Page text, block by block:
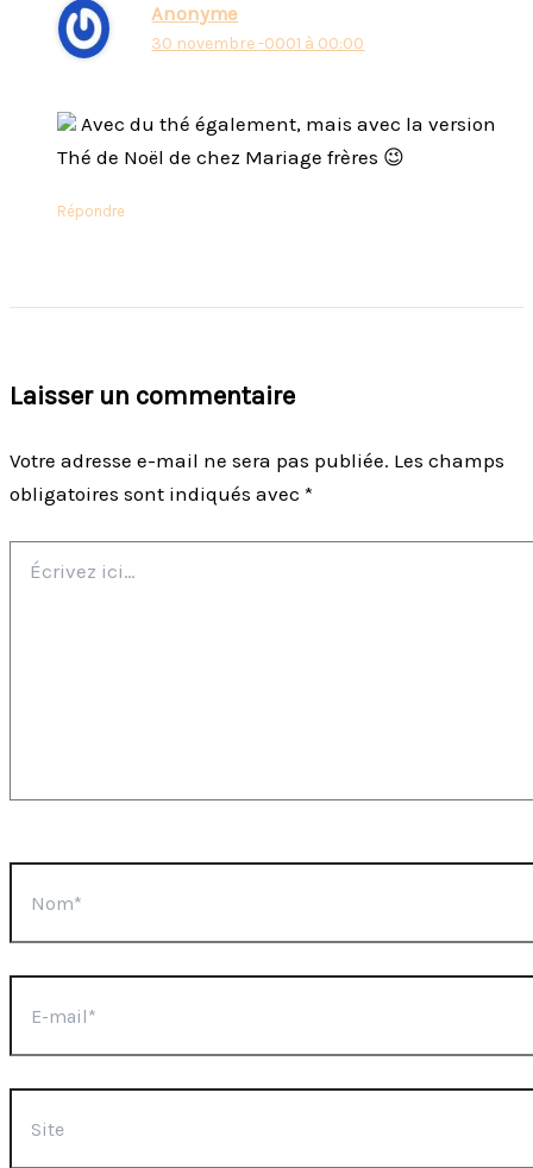
Anonyme
30 novembre -0001 à 00:00
Avec du thé également, mais avec la version
Thé de Noël de chez Mariage frères 😉
Répondre
Laisser un commentaire
Votre adresse e-mail ne sera pas publiée. Les champs
obligatoires sont indiqués avec *
ici…
mail*